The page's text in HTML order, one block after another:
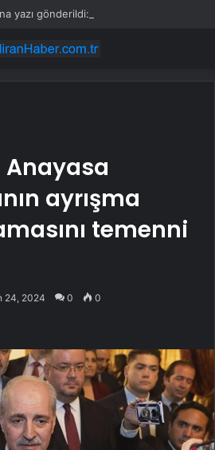
ayrışma
temenni
24, 2024 0 0